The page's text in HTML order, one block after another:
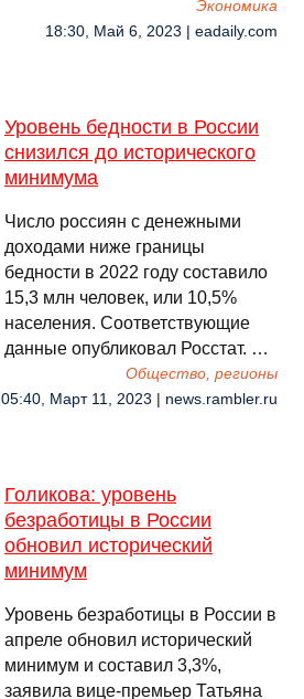
Экономика
18:30, Май 6, 2023 | eadaily.com
Уровень бедности в России
снизился до исторического
минимума
Число россиян с денежными
доходами ниже границы
бедности в 2022 году составило
15,3 млн человек, или 10,5%
населения. Соответствующие
данные опубликовал Росстат. …
Общество, регионы
05:40, Март 11, 2023 | news.rambler.ru
Голикова: уровень
безработицы в России
обновил исторический
минимум
Уровень безработицы в России в
апреле обновил исторический
минимум и составил 3,3%,
заявила вице-премьер Татьяна